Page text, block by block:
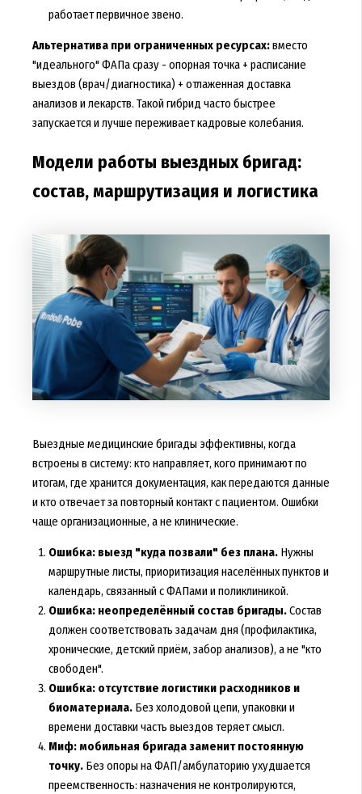
работает первичное звено.
Альтернатива при ограниченных ресурсах:вместо
"идеального" ФАПа сразу - опорная точка + расписание
выездов (врач/диагностика) + отлаженная доставка
анализов и лекарств. Такой гибрид часто быстрее
запускается и лучше переживает кадровые колебания.
Модели работы выездных бригад:
состав, маршрутизация и логистика
Выездные медицинские бригады эффективны, когда
встроены в систему: кто направляет, кого принимают по
итогам, где хранится документация, как передаются данные
и кто отвечает за повторный контакт с пациентом. Ошибки
чаще организационные, а не клинические.
Ошибка: выезд "куда позвали" без плана.Нужны
маршрутные листы, приоритизация населённых пунктов и
календарь, связанный с ФАПами и поликлиникой.
Ошибка: неопределённый состав бригады.Состав
должен соответствовать задачам дня (профилактика,
хронические, детский приём, забор анализов), а не "кто
свободен".
Ошибка: отсутствие логистики расходников и
биоматериала.Без холодовой цепи, упаковки и
времени доставки часть выездов теряет смысл.
Миф: мобильная бригада заменит постоянную
точку.Без опоры на ФАП/амбулаторию ухудшается
преемственность: назначения не контролируются,